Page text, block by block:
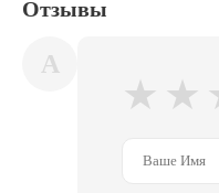
Отзывы
A
★ ★